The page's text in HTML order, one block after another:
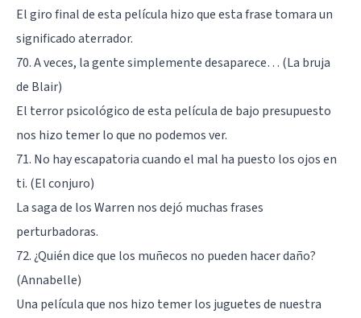
El giro final de esta película hizo que esta frase tomara un
significado aterrador.
70. A veces, la gente simplemente desaparece… (La bruja
de Blair)
El terror psicológico de esta película de bajo presupuesto
nos hizo temer lo que no podemos ver.
71. No hay escapatoria cuando el mal ha puesto los ojos en
ti. (El conjuro)
La saga de los Warren nos dejó muchas frases
perturbadoras.
72. ¿Quién dice que los muñecos no pueden hacer daño?
(Annabelle)
Una película que nos hizo temer los juguetes de nuestra